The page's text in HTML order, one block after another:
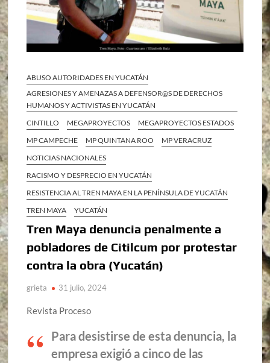
ABUSO AUTORIDADES EN YUCATÁN
AGRESIONES Y AMENAZAS A DEFENSOR@S DE DERECHOS
HUMANOS Y ACTIVISTAS EN YUCATÁN
CINTILLO
MEGAPROYECTOS
MEGAPROYECTOS ESTADOS
MP CAMPECHE
MP QUINTANA ROO
MP VERACRUZ
NOTICIAS NACIONALES
RACISMO Y DESPRECIO EN YUCATÁN
RESISTENCIA AL TREN MAYA EN LA PENÍNSULA DE YUCATÁN
TREN MAYA
YUCATÁN
Tren Maya denuncia penalmente a
pobladores de Citilcum por protestar
contra la obra (Yucatán)
grieta 31 julio, 2024
Revista Proceso
Para desistirse de esta denuncia, la
empresa exigió a cinco de las